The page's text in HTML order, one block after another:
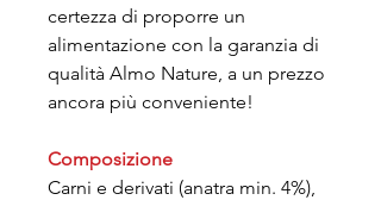
certezza di proporre un
alimentazione con la garanzia di
qualità Almo Nature, a un prezzo
ancora più conveniente!
Composizione
Carni e derivati (anatra min. 4%),